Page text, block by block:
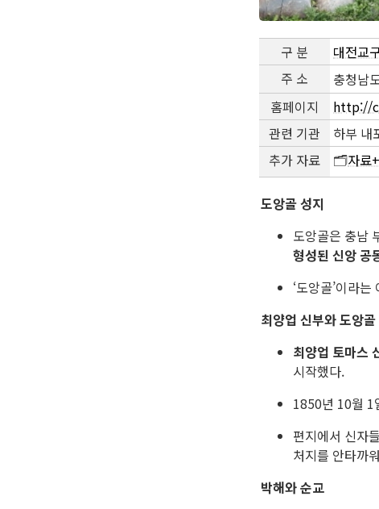
구 분 대전교
주 소
충청남
홈페이지
http://
관련 기관
하부 내
추가 자료
🗂️자료
도앙골 성지
도앙골은 충남
형성된 신앙 공
‘도앙골’이라
최양업 신부와 도앙골
최양업 토마스
시작했다.
1850년 10월 1
편지에서 신자
처지를 안타까
박해와 순교